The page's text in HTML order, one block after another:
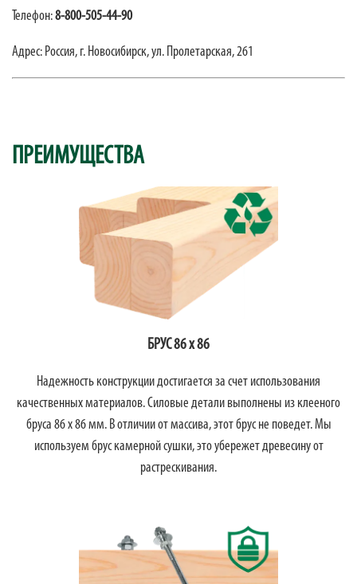
Телефон:8-800-505-44-90
Адрес: Россия, г. Новосибирск,ул. Пролетарская, 261
ПРЕИМУЩЕСТВА
БРУС 86 х 86
Надежность конструкции достигается за счет использования
качественных материалов. Силовые детали выполнены из клееного
бруса 86 х 86 мм. В отличии от массива, этот брус не поведет. Мы
используем брус камерной сушки, это убережет древесину от
растрескивания.